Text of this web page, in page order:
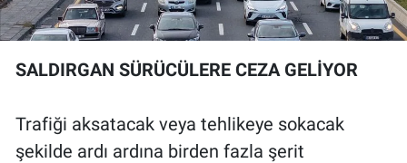
SALDIRGAN SÜRÜCÜLERE CEZA GELİYOR
Trafiği aksatacak veya tehlikeye sokacak
şekilde ardı ardına birden fazla şerit